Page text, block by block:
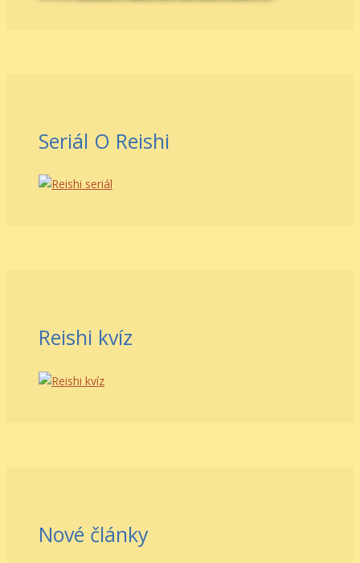
Seriál O Reishi
Reishi kvíz
Nové články